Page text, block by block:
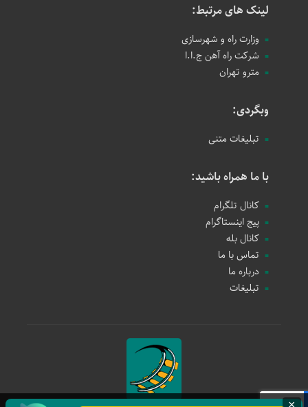
لینک های مرتبط:
وزارت راه و شهرسازی
شرکت راه آهن ج.ا.ا
مترو تهران
وبگردی:
تبلیغات متنی
با ما همراه باشید:
کانال تلگرام
پیج اینستاگرام
کانال بله
تماس با ما
درباره ما
تبلیغات